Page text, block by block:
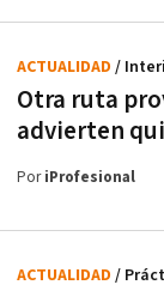
Otra ruta
advierten
ACTUALIDAD /
PoriProfesional
ACTUALIDAD /